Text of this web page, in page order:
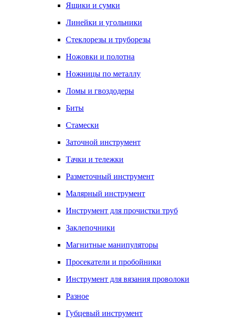
Ящики и сумки
Линейки и угольники
Стеклорезы и труборезы
Ножовки и полотна
Ножницы по металлу
Ломы и гвоздодеры
Биты
Стамески
Заточной инструмент
Тачки и тележки
Разметочный инструмент
Малярный инструмент
Инструмент для прочистки труб
Заклепочники
Магнитные манипуляторы
Просекатели и пробойники
Инструмент для вязания проволоки
Разное
Губцевый инструмент